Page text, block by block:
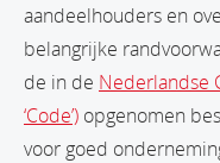
aandeelhouders en
belangrijke
de in de Nederlandse
‘Code’) opgenomen
voor goed